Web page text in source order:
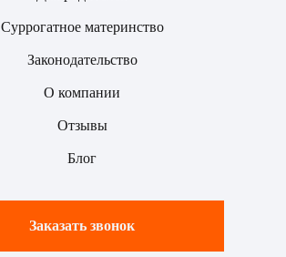
Суррогатное материнство
Законодательство
О компании
Отзывы
Блог
Заказать звонок